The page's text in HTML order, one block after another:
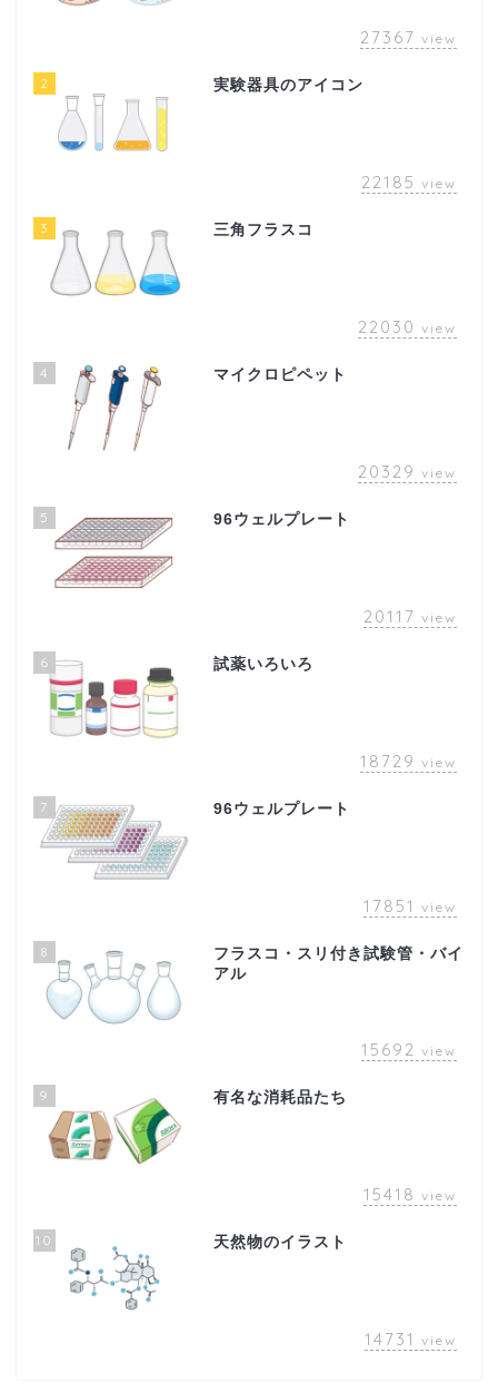
27367 view
2 実験器具のアイコン
22185 view
3 三角フラスコ
22030 view
4 マイクロピペット
20329 view
5 96ウェルプレート
20117 view
6 試薬いろいろ
18729 view
7 96ウェルプレート
17851 view
8
フラスコ・スリ付き試験管・バイ
アル
15692 view
9 有名な消耗品たち
15418 view
10 天然物のイラスト
14731 view